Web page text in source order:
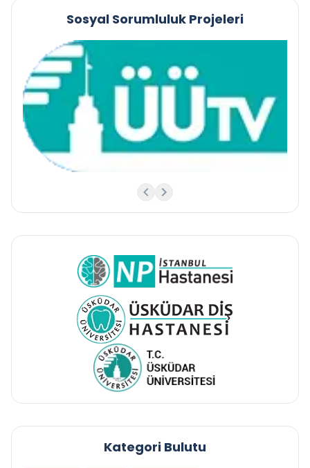
Sosyal Sorumluluk Projeleri
Kategori Bulutu